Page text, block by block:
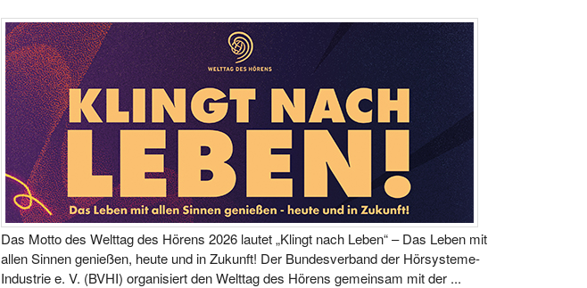
Das Motto des Welttag des Hörens 2026 lautet „Klingt nach Leben“ – Das Leben mit
allen Sinnen genießen, heute und in Zukunft! Der Bundesverband der Hörsysteme-
Industrie e. V. (BVHI) organisiert den Welttag des Hörens gemeinsam mit der ...